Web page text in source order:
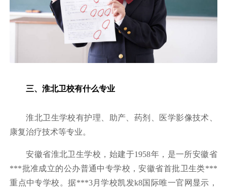
三、淮北卫校有什么专业
淮北卫生学校有护理、助产、药剂、医学影像技术、
康复治疗技术等专业。
安徽省淮北卫生学校，始建于1958年，是一所安徽省
***批准成立的公办普通中专学校，安徽省首批卫生类***
重点中专学校。据***3月学校凯发k8国际唯一官网显示，